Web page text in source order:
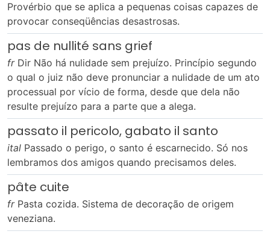
Provérbio que se aplica a pequenas coisas capazes de
provocar conseqüências desastrosas.
pas de nullité sans grief
frDir Não há nulidade sem prejuízo. Princípio segundo
o qual o juiz não deve pronunciar a nulidade de um ato
processual por vício de forma, desde que dela não
resulte prejuízo para a parte que a alega.
passato il pericolo, gabato il santo
ital Passado o perigo, o santo é escarnecido. Só nos
lembramos dos amigos quando precisamos deles.
pâte cuite
frPasta cozida. Sistema de decoração de origem
veneziana.